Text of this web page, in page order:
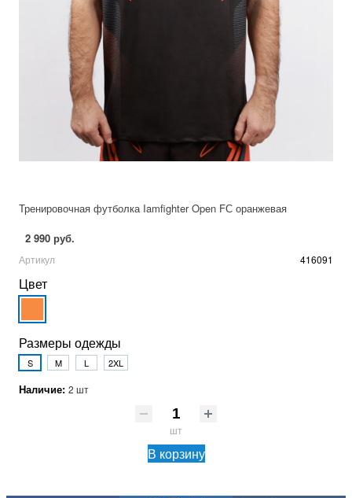
Тренировочная футболка Iamfighter Open FС оранжевая
2 990 руб.
Артикул 416091
Цвет
Размеры одежды
S M L 2XL
Наличие: 2 шт
шт
В корзину